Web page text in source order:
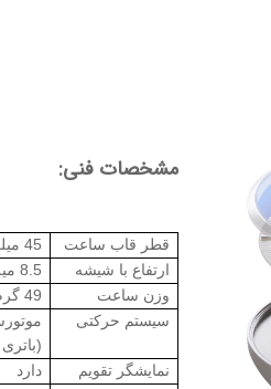
مشخصات فنی:
قطر قاب ساعت
45 میلی متر
ارتفاع با شیشه
8.5 میلی متر
وزن ساعت
49 گرم
سیستم حرکتی
(باتری 371)
نمایشگر تقویم
دارد